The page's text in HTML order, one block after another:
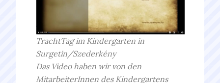
TrachtTag im Kindergarten in
Surgetin/Szederkény
Das Video haben wir von den
MitarbeiterInnen des Kindergartens